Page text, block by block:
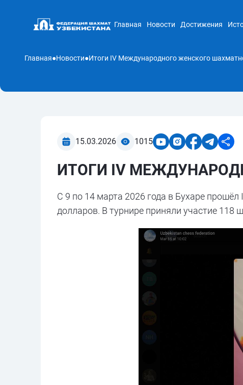
Главная Новости Достижения
Главная●Новости●Итоги IV Международного женского
15.03.2026 1015
ИТОГИ IV
С 9 по 14 марта 2026 года в Бухаре
долларов. В турнире приняли участие 118